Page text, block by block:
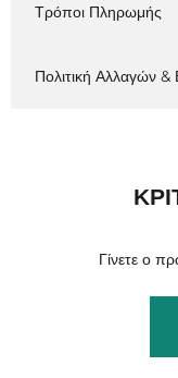
Τρόποι Πληρωμής
Πολιτική Αλλαγών
Γίνετε ο